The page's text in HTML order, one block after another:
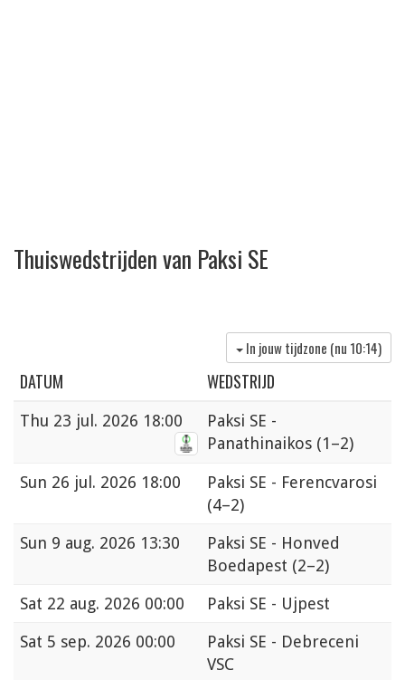
Thuiswedstrijden van Paksi SE
In jouw tijdzone (nu 10:14)
DATUM WEDSTRIJD
Thu 23 jul. 2026 18:00
Paksi SE -
Panathinaikos (1–2)
Sun 26 jul. 2026 18:00
Paksi SE - Ferencvarosi
(4–2)
Sun 9 aug. 2026 13:30
Paksi SE - Honved
Boedapest (2–2)
Sat 22 aug. 2026 00:00
Paksi SE - Ujpest
Sat 5 sep. 2026 00:00
Paksi SE - Debreceni
VSC